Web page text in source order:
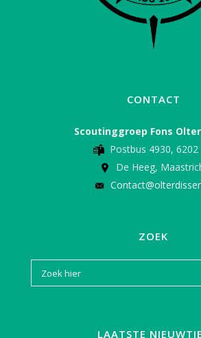
CONTACT
Scoutinggroep Fons
Postbus 4930, 6202
De Heeg,
ZOEK
LAATSTE